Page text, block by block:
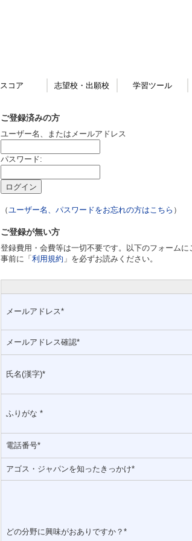
スコア 志望校・出願校 学習ツール
ご登録済みの方
ユーザー名、またはメールアドレス
パスワード:
（ユーザー名、パスワードをお忘れの方はこちら ）
ご登録が無い方
登録費用・会費等は一切不要です。以下のフォームに
事前に「 利用規約 」を必ずお読みください。
メールアドレス*
メールアドレス確認*
氏名(漢字)*
ふりがな *
電話番号*
アゴス・ジャパンを知ったきっかけ*
どの分野に興味がおありですか？*